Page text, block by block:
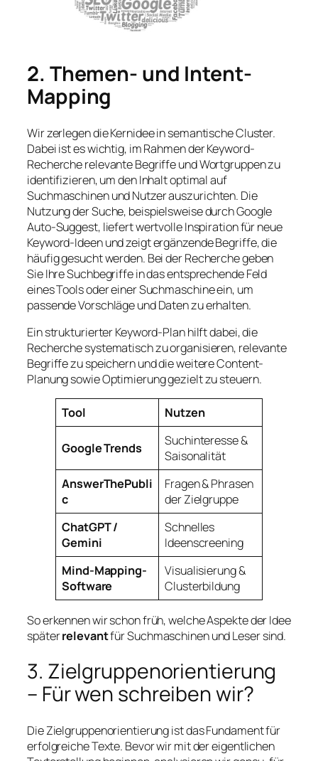
2. Themen- und Intent-
Mapping
Wir zerlegen die Kernidee in semantische Cluster.
Dabei ist es wichtig, im Rahmen der Keyword-
Recherche relevante Begriffe und Wortgruppen zu
identifizieren, um den Inhalt optimal auf
Suchmaschinen und Nutzer auszurichten. Die
Nutzung der Suche, beispielsweise durch Google
Auto-Suggest, liefert wertvolle Inspiration für neue
Keyword-Ideen und zeigt ergänzende Begriffe, die
häufig gesucht werden. Bei der Recherche geben
Sie Ihre Suchbegriffe in das entsprechende Feld
eines Tools oder einer Suchmaschine ein, um
passende Vorschläge und Daten zu erhalten.
Ein strukturierter Keyword-Plan hilft dabei, die
Recherche systematisch zu organisieren, relevante
Begriffe zu speichern und die weitere Content-
Planung sowie Optimierung gezielt zu steuern.
Tool Nutzen
Google Trends
Suchinteresse &
Saisonalität
AnswerThePubli
c
Fragen & Phrasen
der Zielgruppe
ChatGPT /
Gemini
Schnelles
Ideenscreening
Mind-Mapping-
Software
Visualisierung &
Clusterbildung
So erkennen wir schon früh, welche Aspekte der Idee
späterrelevantfür Suchmaschinen und Leser sind.
3. Zielgruppenorientierung
– Für wen schreiben wir?
Die Zielgruppenorientierung ist das Fundament für
erfolgreiche Texte. Bevor wir mit der eigentlichen